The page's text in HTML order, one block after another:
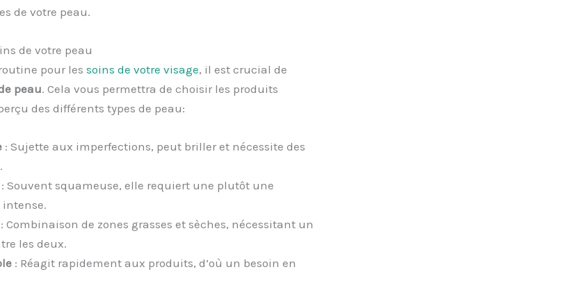
de votre peau.
de votre peau
pour les soins de votre visage, il est crucial de
peau. Cela vous permettra de choisir les produits
des différents types de peau:
: Sujette aux imperfections, peut briller et nécessite des
Souvent squameuse, elle requiert une plutôt une
Combinaison de zones grasses et sèches, nécessitant un
les deux.
: Réagit rapidement aux produits, d’où un besoin en